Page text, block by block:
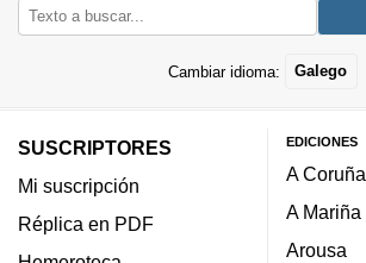
Cambiar idioma: Galego
SUSCRIPTORES
Mi suscripción
Réplica en PDF
EDICIONES
A Coruña
A Mariña
Arousa